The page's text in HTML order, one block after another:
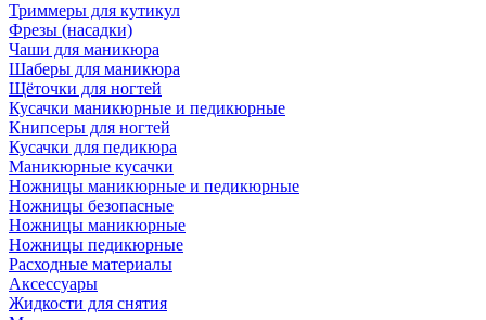
Триммеры для кутикул
Фрезы (насадки)
Чаши для маникюра
Шаберы для маникюра
Щёточки для ногтей
Кусачки маникюрные и педикюрные
Книпсеры для ногтей
Кусачки для педикюра
Маникюрные кусачки
Ножницы маникюрные и педикюрные
Ножницы безопасные
Ножницы маникюрные
Ножницы педикюрные
Расходные материалы
Аксессуары
Жидкости для снятия